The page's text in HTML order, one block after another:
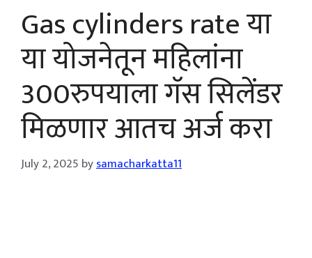
Gas cylinders rate या
या योजनेतून महिलांना
300रुपयाला गॅस सिलेंडर
मिळणार आतच अर्ज करा
July 2, 2025 bysamacharkatta11